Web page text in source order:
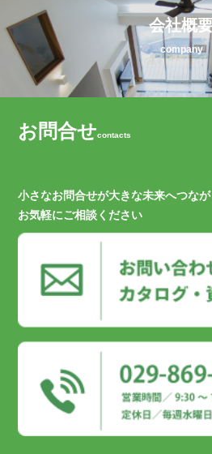
会社概
company
お問合せcontacts
小さなお問合せが大きな未来へつな
お気軽にご相談ください